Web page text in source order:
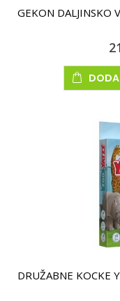
GEKON DALJINSKO
DRUŽABNE KOCKE